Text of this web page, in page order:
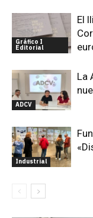
Gráfico I
Editorial
El
ADCV
La
Industrial